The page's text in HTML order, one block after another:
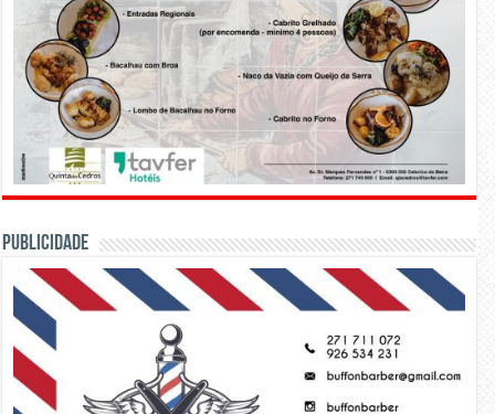
PUBLICIDADE